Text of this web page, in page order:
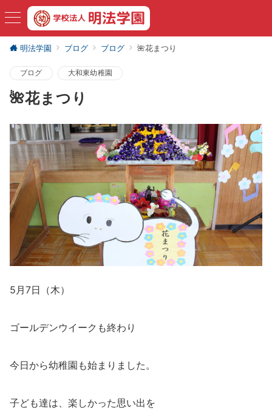
明法学園 ブログ ブログ 🌺花まつり
ブログ 大和東幼稚園
🌺花まつり
5月7日（木）
ゴールデンウイークも終わり
今日から幼稚園も始まりました。
子ども達は、楽しかった思い出を